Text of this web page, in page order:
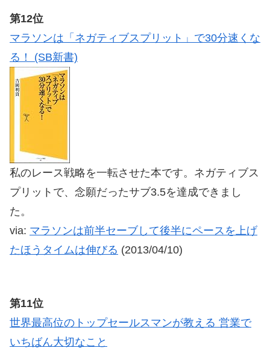
第12位
マラソンは「ネガティブスプリット」で30分速くな
る！ (SB新書)
私のレース戦略を一転させた本です。ネガティブス
プリットで、念願だったサブ3.5を達成できまし
た。
via: マラソンは前半セーブして後半にペースを上げ
たほうタイムは伸びる (2013/04/10)
第11位
世界最高位のトップセールスマンが教える 営業で
いちばん大切なこと